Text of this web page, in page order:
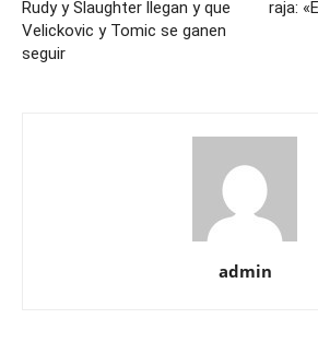
Rudy y Slaughter llegan y que
Velickovic y Tomic se ganen
seguir
raja:
admin